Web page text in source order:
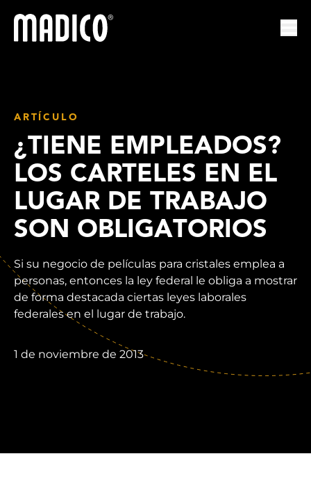
Madico
ARTÍCULO
¿TIENE EMPLEADOS?
LOS CARTELES EN EL
LUGAR DE TRABAJO
SON OBLIGATORIOS
Si su negocio de películas para cristales emplea a
personas, entonces la ley federal le obliga a mostrar
de forma destacada ciertas leyes laborales
federales en el lugar de trabajo.
1 de noviembre de 2013